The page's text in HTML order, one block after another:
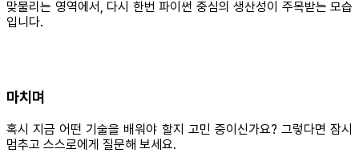
맞물리는 영역에서, 다시 한번 파이썬 중심의 생산성이 주목받는 모습
입니다.
마치며
혹시 지금 어떤 기술을 배워야 할지 고민 중이신가요? 그렇다면 잠시
멈추고 스스로에게 질문해 보세요.